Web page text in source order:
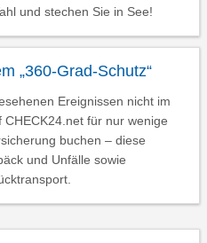
und stechen Sie in See!
„360-Grad-Schutz“
Ereignissen nicht im
für nur wenige
buchen – diese
und Unfälle sowie